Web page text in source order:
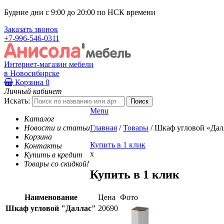
Будние дни с 9:00 до 20:00 по НСК времени
Заказать звонок
+7-996-546-0311
Интернет-магазин мебели
в Новосибирске
Корзина 0
Личный кабинет
Искать:
Каталог
Новости и статьи
Корзина
Контакты
Купить в кредит
Товары со скидкой!
Menu
Главная / Товары / Шкаф угловой
Купить в 1 клик
x
Купить в 1 клик
Наименование Цена Фото
Шкаф угловой "Даллас" 20690